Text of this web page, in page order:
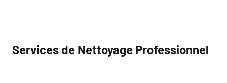
Services de Nettoyage Professionnel